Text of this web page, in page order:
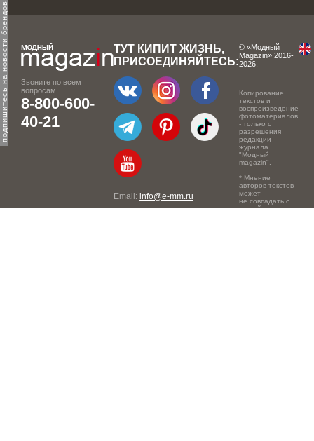
подпишитесь на новости брендов
Звоните по всем
вопросам
8-800-600-
40-21
ТУТ КИПИТ ЖИЗНЬ,
ПРИСОЕДИНЯЙТЕСЬ:
Email: info@e-mm.ru
© «Модный
Magazin» 2016-
2026.
Копирование
текстов и
воспроизведение
фотоматериалов
- только с
разрешения
редакции
журнала
"Модный
magazin".
* Мнение
авторов текстов
может
не совпадать с
точкой зрения